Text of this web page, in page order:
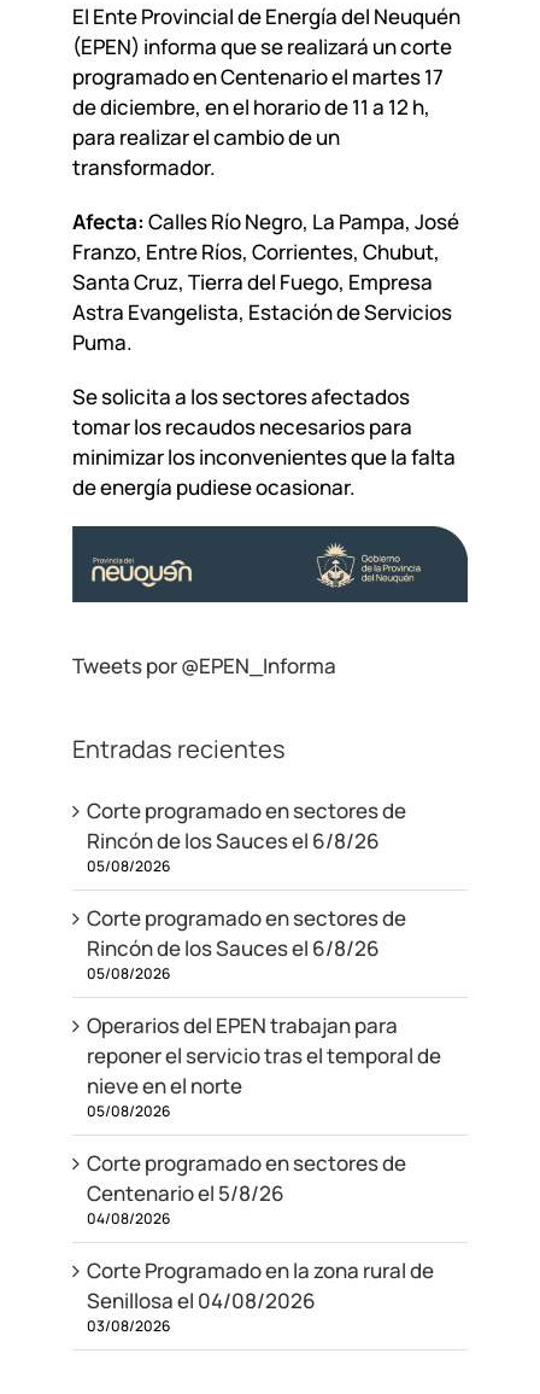
El Ente Provincial de Energía del Neuquén
(EPEN) informa que se realizará un corte
programado en Centenario el martes 17
de diciembre, en el horario de 11 a 12 h,
para realizar el cambio de un
transformador.
Afecta: Calles Río Negro, La Pampa, José
Franzo, Entre Ríos, Corrientes, Chubut,
Santa Cruz, Tierra del Fuego, Empresa
Astra Evangelista, Estación de Servicios
Puma.
Se solicita a los sectores afectados
tomar los recaudos necesarios para
minimizar los inconvenientes que la falta
de energía pudiese ocasionar.
Tweets por @EPEN_Informa
Entradas recientes
Corte programado en sectores de
Rincón de los Sauces el 6/8/26
05/08/2026
Corte programado en sectores de
Rincón de los Sauces el 6/8/26
05/08/2026
Operarios del EPEN trabajan para
reponer el servicio tras el temporal de
nieve en el norte
05/08/2026
Corte programado en sectores de
Centenario el 5/8/26
04/08/2026
Corte Programado en la zona rural de
Senillosa el 04/08/2026
03/08/2026